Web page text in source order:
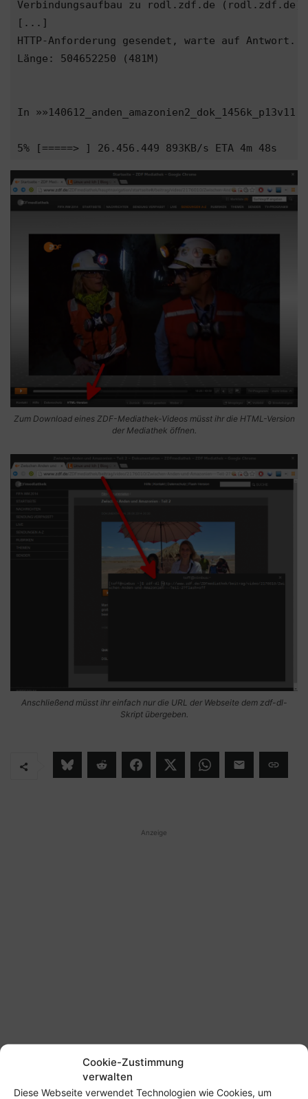
Cookie-Zustimmung
verwalten
Diese Webseite verwendet Technologien wie Cookies, um
Verbindungsaufbau zu rodl.zdf.de
[...]
HTTP-Anforderung gesendet, warte auf Antwort...
Länge: 504652250 (481M)
In
5% [=====> ] 26.456.449 893KB/s ETA 4m 48s
Zum Download eines ZDF-Mediathek-Videos müsst ihr die HTML-Version
der Mediathek öffnen.
Anschließend müsst ihr einfach nur die URL der Webseite dem zdf-dl-
Skript übergeben.
Anzeige